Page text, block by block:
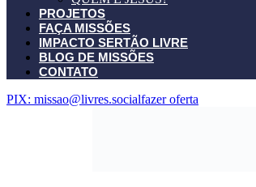
PROJETOS
FAÇA MISSÕES
IMPACTO SERTÃO LIVRE
BLOG DE MISSÕES
CONTATO
PIX: missao@livres.socialfazer oferta